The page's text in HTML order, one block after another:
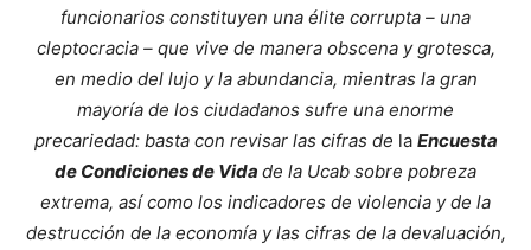
funcionarios constituyen una élite corrupta – una
cleptocracia – que vive de manera obscena y grotesca,
en medio del lujo y la abundancia, mientras la gran
mayoría de los ciudadanos sufre una enorme
precariedad: basta con revisar las cifras de la Encuesta
de Condiciones de Vida de la Ucab sobre pobreza
extrema, así como los indicadores de violencia y de la
destrucción de la economía y las cifras de la devaluación,